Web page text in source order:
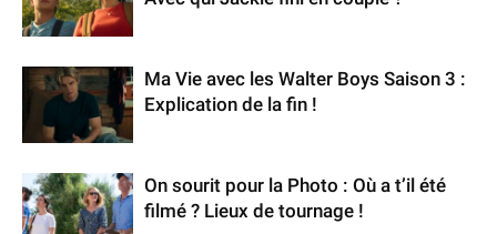
Ma Vie avec les Walter Boys Saison 3 :
Explication de la fin !
On sourit pour la Photo : Où a t’il été
filmé ? Lieux de tournage !